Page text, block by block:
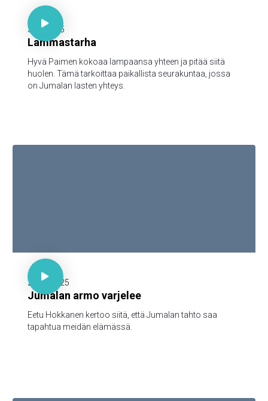
30 minuuttia

3.11.2025
Lammastarha
Hyvä Paimen kokoaa lampaansa yhteen ja pitää siitä
huolen. Tämä tarkoittaa paikallista seurakuntaa, jossa
on Jumalan lasten yhteys.
30 minuuttia

20.10.2025
Jumalan armo varjelee
Eetu Hokkanen kertoo siitä, että Jumalan tahto saa
tapahtua meidän elämässä.